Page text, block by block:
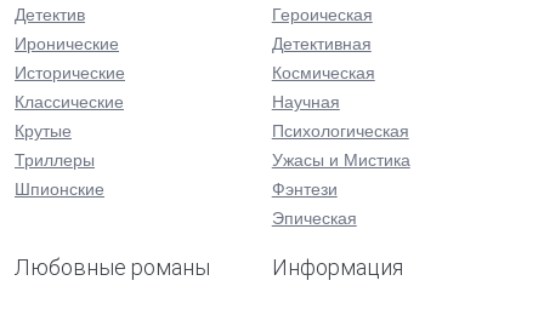
Детектив
Иронические
Исторические
Классические
Крутые
Триллеры
Шпионские
Героическая
Детективная
Космическая
Научная
Психологическая
Ужасы и Мистика
Фэнтези
Эпическая
Любовные романы Информация